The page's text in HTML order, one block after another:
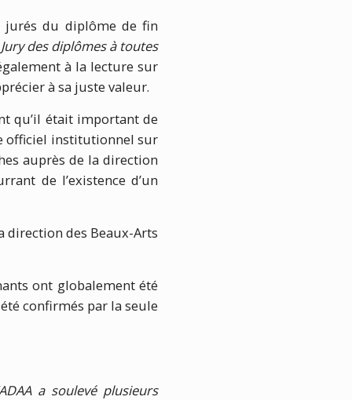
jurés du diplôme de fin
Jury des diplômes à toutes
à la lecture sur
à sa juste valeur.
qu’il était important de
officiel institutionnel sur
auprès de la direction
de l’existence d’un
direction des Beaux-Arts
ont globalement été
confirmés par la seule
a soulevé plusieurs